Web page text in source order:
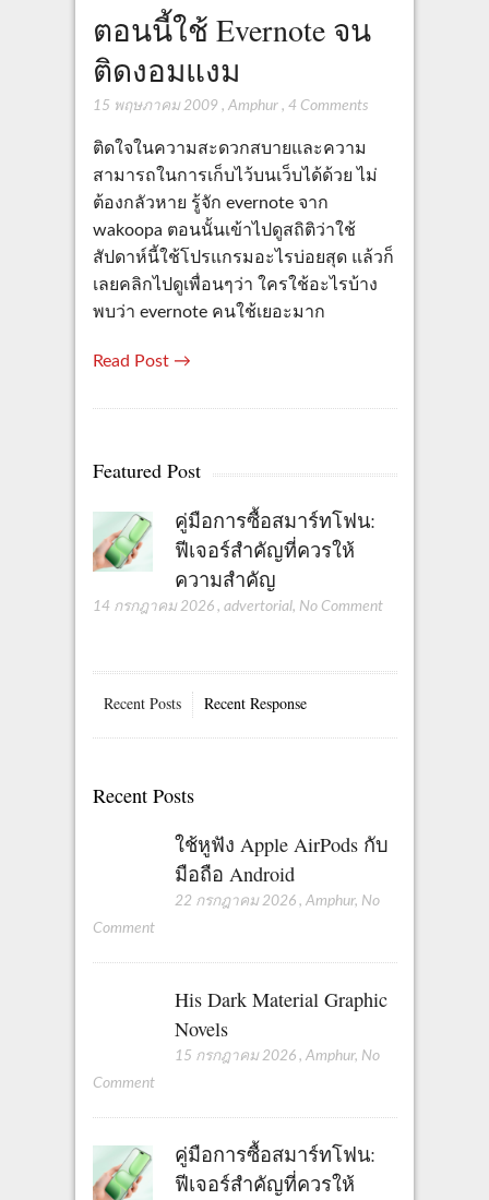
ตอนนี้ใช้ Evernote จน
ติดงอมแงม
15 พฤษภาคม 2009 , Amphur, 4 Comments
ติดใจในความสะดวกสบายและความ
สามารถในการเก็บไว้บนเว็บได้ด้วย ไม่
ต้องกลัวหาย รู้จัก evernote จาก
wakoopa ตอนนั้นเข้าไปดูสถิติว่าใช้
สัปดาห์นี้ใช้โปรแกรมอะไรบ่อยสุด แล้วก็
เลยคลิกไปดูเพื่อนๆว่า ใครใช้อะไรบ้าง
พบว่า evernote คนใช้เยอะมาก
Read Post →
Featured Post
คู่มือการซื้อสมาร์ทโฟน:
ฟีเจอร์สำคัญที่ควรให้
ความสำคัญ
14 กรกฎาคม 2026 , advertorial, No Comment
Recent Posts Recent Response
Recent Posts
ใช้หูฟัง Apple AirPods กับ
มือถือ Android
22 กรกฎาคม 2026 , Amphur, No
Comment
His Dark Material Graphic
Novels
15 กรกฎาคม 2026 , Amphur, No
Comment
คู่มือการซื้อสมาร์ทโฟน:
ฟีเจอร์สำคัญที่ควรให้